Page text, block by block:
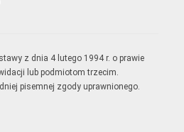
z dnia 4 lutego 1994 r. o prawie
lub podmiotom trzecim.
pisemnej zgody uprawnionego.